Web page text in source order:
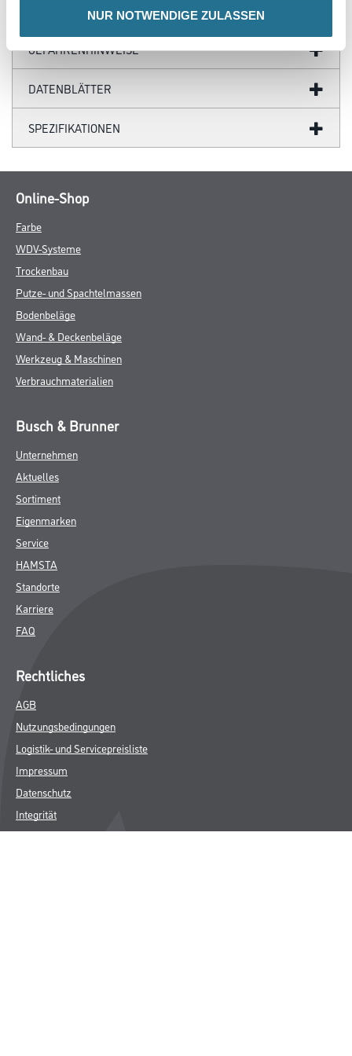
NUR NOTWENDIGE ZULASSEN
ZUSATZINFOS
GEFAHRENHINWEISE
DATENBLÄTTER
SPEZIFIKATIONEN
Online-Shop
Farbe
WDV-Systeme
Trockenbau
Putze- und Spachtelmassen
Bodenbeläge
Wand- & Deckenbeläge
Werkzeug & Maschinen
Verbrauchmaterialien
Busch & Brunner
Unternehmen
Aktuelles
Sortiment
Eigenmarken
Service
HAMSTA
Standorte
Karriere
FAQ
Rechtliches
AGB
Nutzungsbedingungen
Logistik- und Servicepreisliste
Impressum
Datenschutz
Integrität
Kontakt